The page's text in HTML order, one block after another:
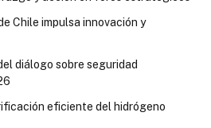
Chile impulsa innovación y
diálogo sobre seguridad
eficiente del hidrógeno